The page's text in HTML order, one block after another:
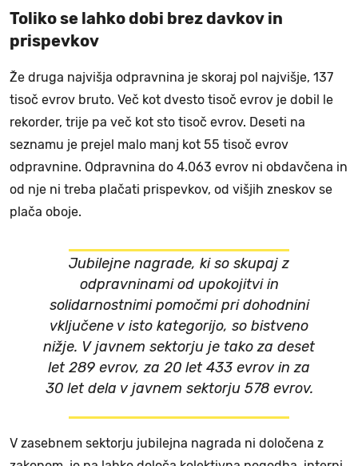
Toliko se lahko dobi brez davkov in
prispevkov
Že druga najvišja odpravnina je skoraj pol najvišje, 137
tisoč evrov bruto. Več kot dvesto tisoč evrov je dobil le
rekorder, trije pa več kot sto tisoč evrov. Deseti na
seznamu je prejel malo manj kot 55 tisoč evrov
odpravnine. Odpravnina do 4.063 evrov ni obdavčena in
od nje ni treba plačati prispevkov, od višjih zneskov se
plača oboje.
Jubilejne nagrade, ki so skupaj z
odpravninami od upokojitvi in
solidarnostnimi pomočmi pri dohodnini
vključene v isto kategorijo, so bistveno
nižje. V javnem sektorju je tako za deset
let 289 evrov, za 20 let 433 evrov in za
30 let dela v javnem sektorju 578 evrov.
V zasebnem sektorju jubilejna nagrada ni določena z